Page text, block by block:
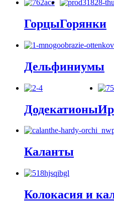
ГорцыГорянки
Дельфиниумы
Додекатионы
Каланты
Колокасия и